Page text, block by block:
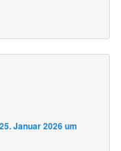
25. Januar 2026 um